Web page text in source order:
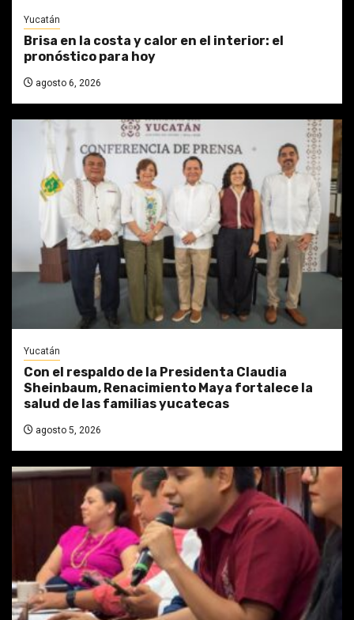
Yucatán
Brisa en la costa y calor en el interior: el
pronóstico para hoy
agosto 6, 2026
Yucatán
Con el respaldo de la Presidenta Claudia
Sheinbaum, Renacimiento Maya fortalece la
salud de las familias yucatecas
agosto 5, 2026